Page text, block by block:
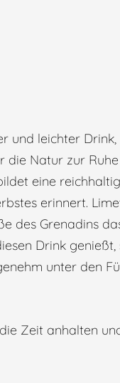
und leichter
die Natur zur
eine
erinnert.
des Grenadins
Drink
unter den
Zeit anhalten